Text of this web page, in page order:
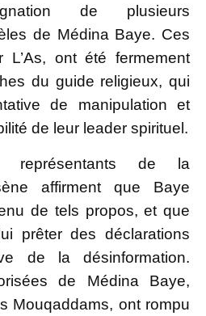
de plusieurs
de Médina Baye. Ces
L’As, ont été fermement
du guide religieux, qui
de manipulation et
de leur leader spirituel.
représentants de la
affirment que Baye
de tels propos, et que
prêter des déclarations
de la désinformation.
de Médina Baye,
Mouqaddams, ont rompu